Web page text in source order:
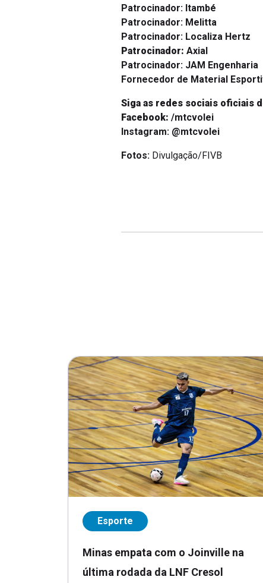
Patrocinador: Itambé
Patrocinador: Melitta
Patrocinador: Localiza Hertz
Patrocinador: Axial
Patrocinador: JAM Engenharia
Fornecedor de Material
Siga as redes sociais oficiais
Facebook: /mtcvolei
Instagram: @mtcvolei
Fotos: Divulgação/FIVB
Esporte
Minas empata com o Joinville na
última rodada da LNF Cresol